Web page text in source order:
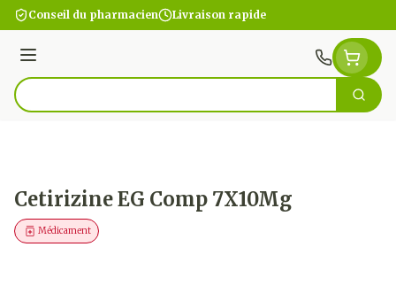
Aller au contenu
Conseil du pharmacien Livraison rapide
Menu
Rechercher
Cetirizine EG Comp 7X10Mg
Médicament